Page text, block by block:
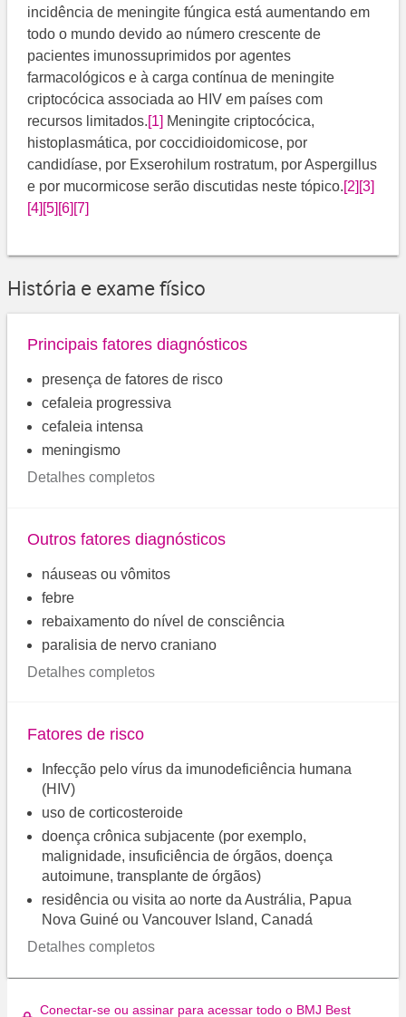
incidência de meningite fúngica está aumentando em
todo o mundo devido ao número crescente de
pacientes imunossuprimidos por agentes
farmacológicos e à carga contínua de meningite
criptocócica associada ao HIV em países com
recursos limitados.[1] Meningite criptocócica,
histoplasmática, por coccidioidomicose, por
candidíase, por Exserohilum rostratum, por Aspergillus
e por mucormicose serão discutidas neste tópico.[2] [3]
[4] [5] [6] [7]
História e exame físico
Principais fatores diagnósticos
presença de fatores de risco
cefaleia progressiva
cefaleia intensa
meningismo
Detalhes completos
Outros fatores diagnósticos
náuseas ou vômitos
febre
rebaixamento do nível de consciência
paralisia de nervo craniano
Detalhes completos
Fatores de risco
Infecção pelo vírus da imunodeficiência humana
(HIV)
uso de corticosteroide
doença crônica subjacente (por exemplo,
malignidade, insuficiência de órgãos, doença
autoimune, transplante de órgãos)
residência ou visita ao norte da Austrália, Papua
Nova Guiné ou Vancouver Island, Canadá
Detalhes completos
Conectar-se ou assinar para acessar todo o BMJ Best